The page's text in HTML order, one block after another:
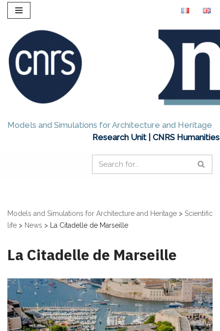
content
Models and Simulations for Architecture and Heritage
Research Unit | CNRS
Models and Simulations for Architecture and Heritage > Scientific
life > News > La Citadelle de Marseille
La Citadelle de Marseille